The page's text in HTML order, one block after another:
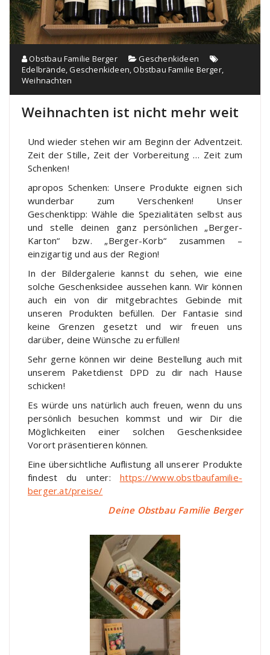
Obstbau Familie Berger
Geschenkideen
Edelbrände,Geschenkideen,Obstbau Familie Berger,
Weihnachten
Weihnachten ist nicht mehr weit
Und wieder stehen wir am Beginn der Adventzeit.
Zeit der Stille, Zeit der Vorbereitung … Zeit zum
Schenken!
apropos Schenken: Unsere Produkte eignen sich
wunderbar zum Verschenken! Unser
Geschenktipp: Wähle die Spezialitäten selbst aus
und stelle deinen ganz persönlichen „Berger-
Karton“ bzw. „Berger-Korb“ zusammen –
einzigartig und aus der Region!
In der Bildergalerie kannst du sehen, wie eine
solche Geschenksidee aussehen kann. Wir können
auch ein von dir mitgebrachtes Gebinde mit
unseren Produkten befüllen. Der Fantasie sind
keine Grenzen gesetzt und wir freuen uns
darüber, deine Wünsche zu erfüllen!
Sehr gerne können wir deine Bestellung auch mit
unserem Paketdienst DPD zu dir nach Hause
schicken!
Es würde uns natürlich auch freuen, wenn du uns
persönlich besuchen kommst und wir Dir die
Möglichkeiten einer solchen Geschenksidee
Vorort präsentieren können.
Eine übersichtliche Auflistung all unserer Produkte
findest du unter: https://www.obstbaufamilie-
berger.at/preise/
Deine Obstbau Familie Berger